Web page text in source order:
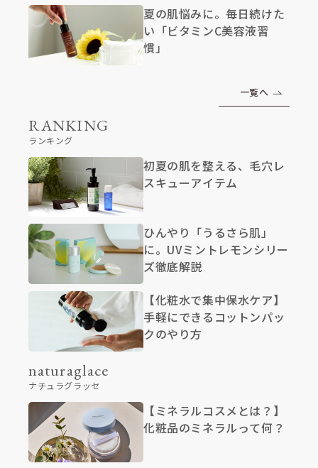
夏の肌悩みに。毎日続けた
い「ビタミンC美容液習
慣」
一覧へ
RANKING
ランキング
初夏の肌を整える、毛穴レ
スキューアイテム
ひんやり「うるさら肌」
に。UVミントレモンシリー
ズ徹底解説
【化粧水で集中保水ケア】
手軽にできるコットンパッ
クのやり方
naturaglace
ナチュラグラッセ
【ミネラルコスメとは？】
化粧品のミネラルって何？